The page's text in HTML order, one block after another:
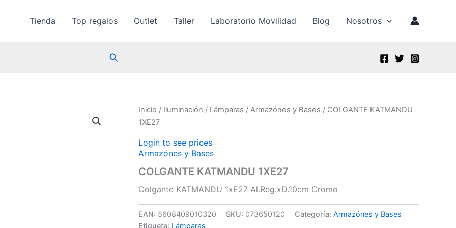
Tienda Top regalos Outlet Taller Laboratorio Movilidad Blog Nosotros
Buscar
Inicio / Iluminación / Lámparas / Armazónes y Bases / COLGANTE KATMANDU
1XE27
Login to see prices
Armazónes y Bases
COLGANTE KATMANDU 1XE27
Colgante KATMANDU 1xE27 Al.Reg.xD.10cm Cromo
EAN: 5608409010320 SKU: 073650120 Categoría: Armazónes y Bases
Etiqueta: Lámparas